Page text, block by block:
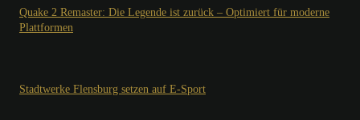
Quake 2 Remaster: Die Legende ist zurück – Optimiert für moderne
Plattformen
Stadtwerke Flensburg setzen auf E-Sport